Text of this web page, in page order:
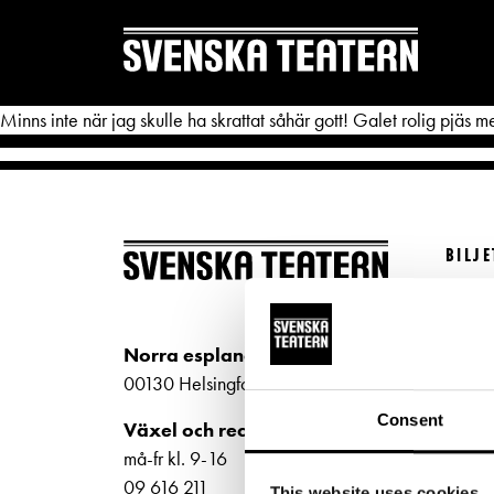
Consent
REPERTOAR & BILJETTER
Kalender
Biljetter
DITT
Textning
Minns inte när jag skulle ha skrattat såhär gott! Galet rolig pjäs
Norra esplanaden 2
00130 Helsingfors
Växel och reception
må-fr kl. 9-16
09 616 211
ti-fr